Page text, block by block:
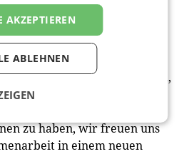
neue Unibox-Standort am
einem langjährigen
betreut, und zwar von
die schon seit
Partner sind. „Sehr schön,
ihrer langjährigen
als ersten
zu haben, wir freuen uns
in einem neuen
AKZEPTIEREN
ABLEHNEN